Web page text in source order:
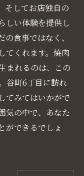
そしてお店独自の
しい体験を提供し
食事ではなく、
てくれます。焼肉
まれるのは、この
谷町6丁目に訪れ
てみてはいかがで
気の中で、あなた
ができるでしょ